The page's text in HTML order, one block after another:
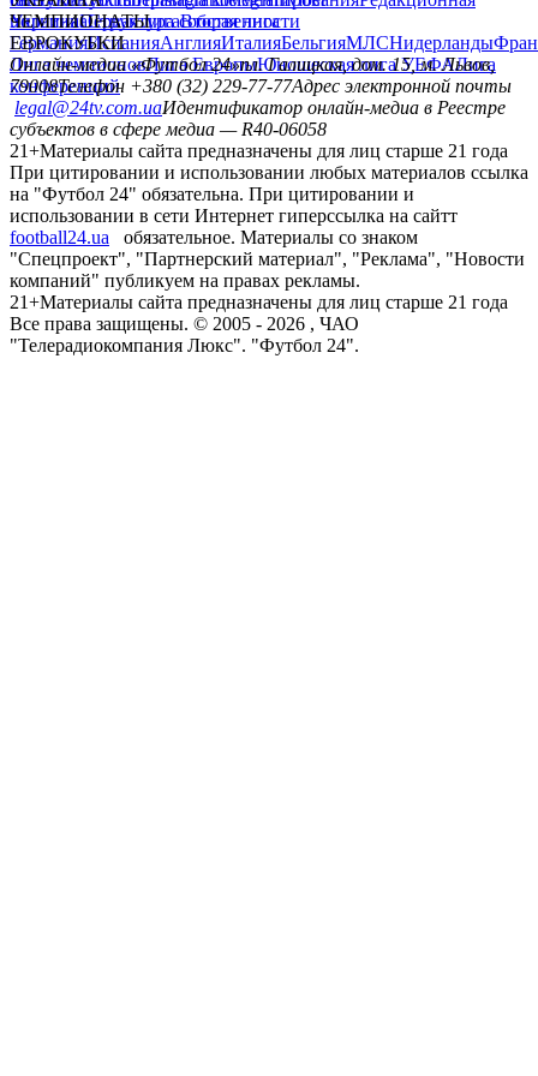
политикаСтруктура собственности
УкраинаПервая лигаВторая лига
ЧЕМПИОНАТЫ
ГерманияИспанияАнглияИталияБельгияМЛСНидерланды
ЕВРОКУБКИ
Лига чемпионовЛига ЕвропыЮношеская лига УЕФАЛига
конференций
Онлайн-медиа «Футбол 24»пл. Галицкая, дом. 15, м. Львов,
79008Телефон +380 (32) 229-77-77Адрес электронной почты
legal@24tv.com.uaИдентификатор онлайн-медиа в Реестре
субъектов в сфере медиа — R40-06058
21+Материалы сайта предназначены для лиц старше 21 года
При цитировании и использовании любых материалов ссылка
на "Футбол 24" обязательна. При цитировании и
использовании в сети Интернет гиперссылка на сайтт
football24.ua
обязательное. Материалы со знаком
"Спецпроект", "Партнерский материал", "Реклама", "Новости
компаний" публикуем на правах рекламы.
21+Материалы сайта предназначены для лиц старше 21 года
Все права защищены. © 2005 - 2026 , ЧАО
"Телерадиокомпания Люкс". "Футбол 24".